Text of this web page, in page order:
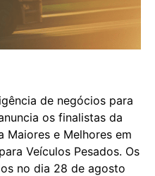
de negócios para
os finalistas da
Maiores e Melhores em
Veículos Pesados. Os
no dia 28 de agosto